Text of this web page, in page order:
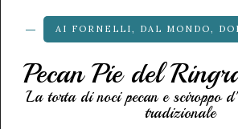
AI FORNELLI , DAL MONDO ,
Pecan Pie del
La torta di noci pecan e sciroppo
tradizionale